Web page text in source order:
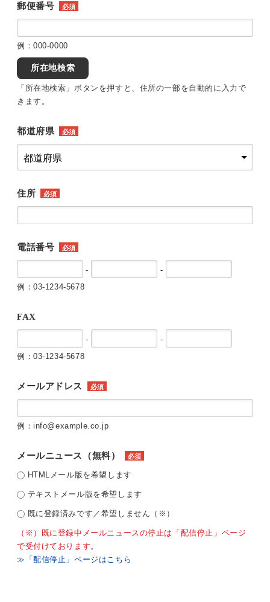
郵便番号 必須
例：000-0000
所在地検索
「所在地検索」ボタンを押すと、住所の一部を自動的に入力で
きます。
都道府県 必須
住所 必須
電話番号 必須
-
-
例：03-1234-5678
FAX
-
-
例：03-1234-5678
メールアドレス 必須
例：info@example.co.jp
メールニュース（無料） 必須
HTMLメール版を希望します
テキストメール版を希望します
既に登録済みです／希望しません（※）
（※）既に登録中メールニュースの停止は「配信停止」ページ
で受付けております。
≫「配信停止」ページはこちら